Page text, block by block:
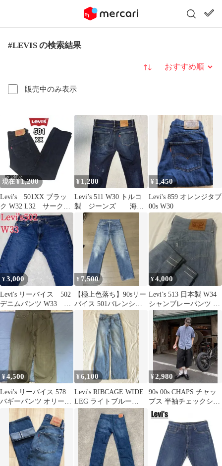
#LEVIS の検索結果
販売中のみ表示
並び替え
現在 ¥ 1,200
Levi's 501XX ブラッ
ク W32 L32 サークル
R ティアオフタグ付
¥ 1,280
Levi’s 511 W30 トルコ
製 ジーンズ 海外
古着 ブルー
¥ 1,450
Levi's 859 オレンジタブ
00s W30
¥3,000
Levi's リーバイス 502
デニムパンツ W33 ジ
ーパン 古着 ジーン
¥ 7,500
【極上色落ち】90sリー
バイス 501バレンシア
工場製USA製
¥4,000
Levi’s 513 日本製 W34
シャンブレーパンツ リ
ーバイス コットン
¥4,500
Levi's リーバイス 578
バギーパンツ オリーブ
W33 L32
¥6,100
Levi's RIBCAGE WIDE
LEG ライトブルー
24inch
¥2,980
90s 00s CHAPS チャッ
プス 半袖チェックシャ
ツ BD ボタンダウン